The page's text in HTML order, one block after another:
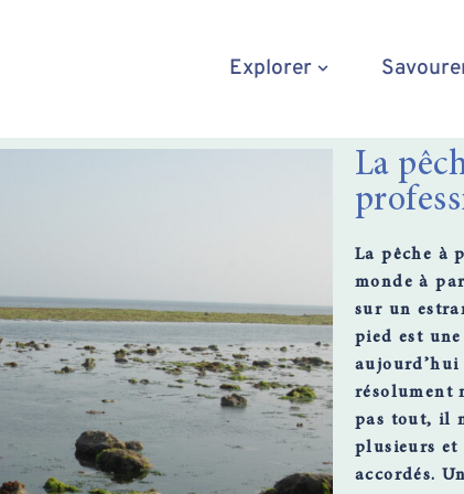
Explorer
La
La pêche à
monde à
sur un
pied est
résolument
pas tout, il
plusieurs et
accordés.